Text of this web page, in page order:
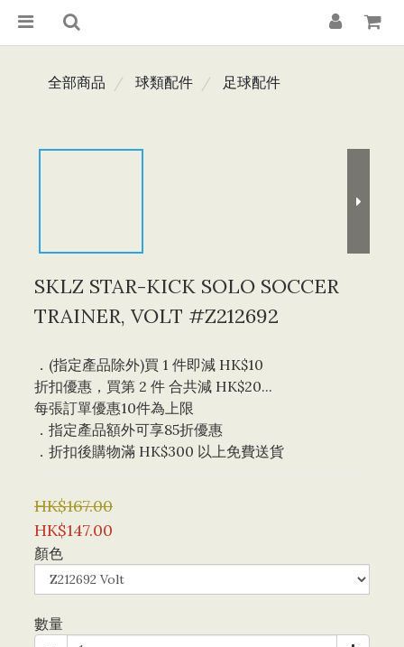
全部商品 球類配件 足球配件
SKLZ STAR-KICK SOLO SOCCER
TRAINER, VOLT #Z212692
．(指定產品除外)買 1 件即減 HK$10
折扣優惠，買第 2 件 合共減 HK$20...
每張訂單優惠10件為上限
．指定產品額外可享85折優惠
．折扣後購物滿 HK$300 以上免費送貨
HK$167.00
HK$147.00
顏色
數量